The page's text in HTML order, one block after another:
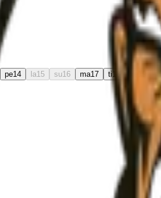
pe14 la15 su16 ma17 ti18